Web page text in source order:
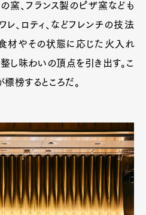
窯、フランス製のピザ窯なども
レ、ロティ、などフレンチの技法
材やその状態に応じた火入れ
味わいの頂点を引き出す。こ
標榜するところだ。